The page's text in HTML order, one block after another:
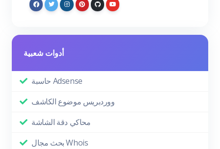
أدوات شعبية
حاسبة Adsense
ووردبريس موضوع الكاشف
محاكي دقة الشاشة
بحث مجال Whois